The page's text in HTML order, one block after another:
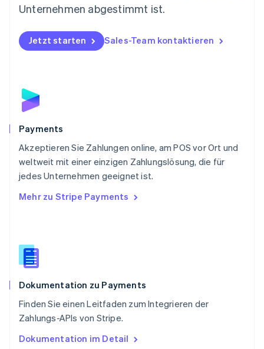
Unternehmen abgestimmt ist.
Jetzt starten Sales-Team kontaktieren
Payments
Akzeptieren Sie Zahlungen online, am POS vor Ort und
weltweit mit einer einzigen Zahlungslösung, die für
jedes Unternehmen geeignet ist.
Mehr zu Stripe Payments
Dokumentation zu Payments
Finden Sie einen Leitfaden zum Integrieren der
Zahlungs-APIs von Stripe.
Dokumentation im Detail
Österreich
Polen
English
Portugal
Schweden
Schweiz
Singapur
English简体中文
Slowakei
Slowenien
English
Spanien
Thailand
Tschechische Republik
English
English